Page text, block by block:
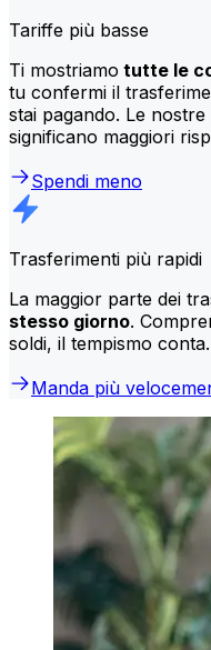
Tariffe più basse
Ti mostriamo tutte le
tu confermi il
stai pagando. Le
significano maggiori
Spendi meno
Trasferimenti più rapidi
La maggior parte dei
stesso giorno.
soldi, il tempismo conta.
Manda più